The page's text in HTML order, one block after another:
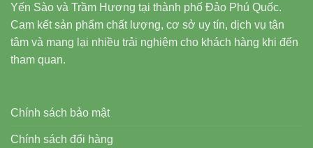
Yến Sào và Trầm Hương tại thành phố Đảo Phú Quốc.
Cam kết sản phẩm chất lượng, cơ sở uy tín, dịch vụ tận
tâm và mang lại nhiều trải nghiệm cho khách hàng khi đến
tham quan.
Chính sách bảo mật
Chính sách đổi hàng